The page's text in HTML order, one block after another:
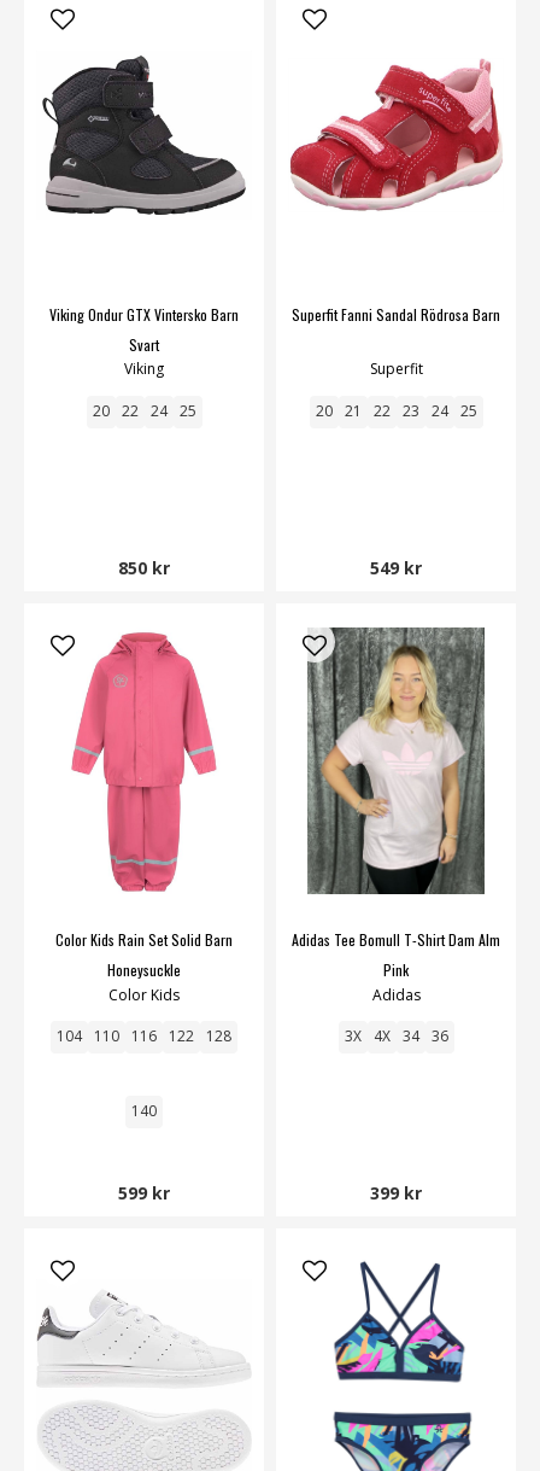
Viking Ondur GTX Vintersko Barn
Svart
Viking
20 22 24 25
850 kr
Superfit Fanni Sandal Rödrosa Barn
Superfit
20 21 22 23 24 25
549 kr
Color Kids Rain Set Solid Barn
Honeysuckle
Color Kids
104 110 116 122 128
140
599 kr
Adidas Tee Bomull T-Shirt Dam Alm
Pink
Adidas
3X 4X 34 36
399 kr